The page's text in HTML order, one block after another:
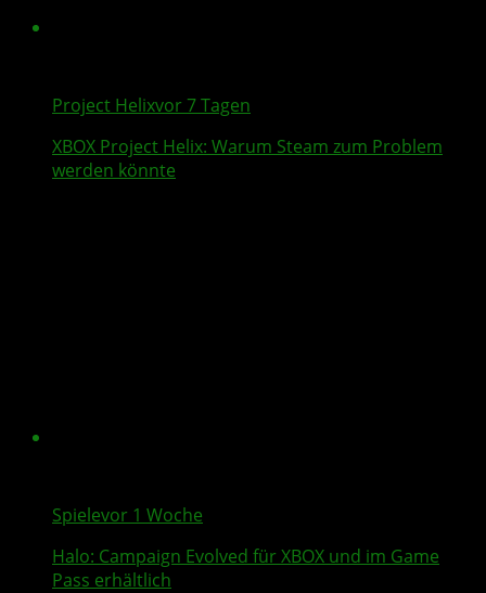
Project Helixvor 7 Tagen
XBOX Project Helix: Warum Steam zum Problem
werden könnte
Spielevor 1 Woche
Halo: Campaign Evolved für XBOX und im Game
Pass erhältlich